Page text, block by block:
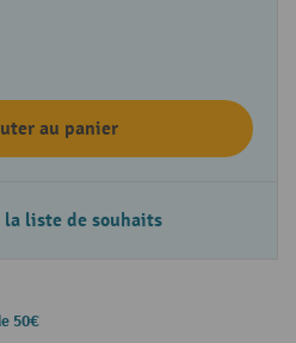
au panier
liste de souhaits
50€